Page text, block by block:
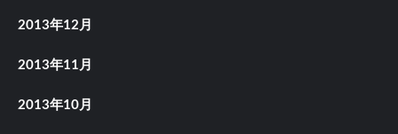
2013年12月
2013年11月
2013年10月